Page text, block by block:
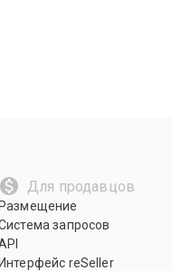
Для продавцов
Размещение
запросов
Интерфейс reSeller